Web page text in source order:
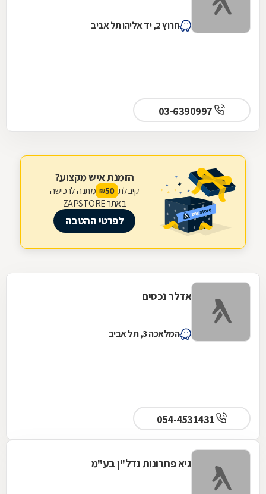
חרוץ 2, יד אליהו תל אביב
03-6390997
הזמנת איש מקצוע?
קיבלת 50
₪ מתנה לרכישה
באתר ZAPSTORE
לפרטי ההטבה
אדלר נכסים
המלאכה 3, תל אביב
גיא פתרונות נדל''ן בע"מ